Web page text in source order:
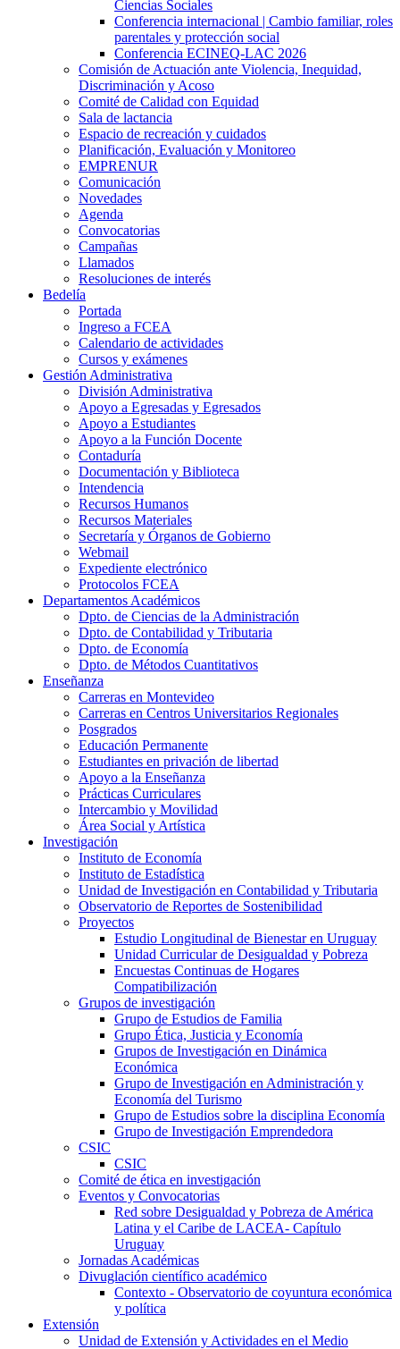
Ciencias Sociales
Conferencia internacional | Cambio familiar, roles
parentales y protección social
Conferencia ECINEQ-LAC 2026
Comisión de Actuación ante Violencia, Inequidad,
Discriminación y Acoso
Comité de Calidad con Equidad
Sala de lactancia
Espacio de recreación y cuidados
Planificación, Evaluación y Monitoreo
EMPRENUR
Comunicación
Novedades
Agenda
Convocatorias
Campañas
Llamados
Resoluciones de interés
Bedelía
Portada
Ingreso a FCEA
Calendario de actividades
Cursos y exámenes
Gestión Administrativa
División Administrativa
Apoyo a Egresadas y Egresados
Apoyo a Estudiantes
Apoyo a la Función Docente
Contaduría
Documentación y Biblioteca
Intendencia
Recursos Humanos
Recursos Materiales
Secretaría y Órganos de Gobierno
Webmail
Expediente electrónico
Protocolos FCEA
Departamentos Académicos
Dpto. de Ciencias de la Administración
Dpto. de Contabilidad y Tributaria
Dpto. de Economía
Dpto. de Métodos Cuantitativos
Enseñanza
Carreras en Montevideo
Carreras en Centros Universitarios Regionales
Posgrados
Educación Permanente
Estudiantes en privación de libertad
Apoyo a la Enseñanza
Prácticas Curriculares
Intercambio y Movilidad
Área Social y Artística
Investigación
Instituto de Economía
Instituto de Estadística
Unidad de Investigación en Contabilidad y Tributaria
Observatorio de Reportes de Sostenibilidad
Proyectos
Estudio Longitudinal de Bienestar en Uruguay
Unidad Curricular de Desigualdad y Pobreza
Encuestas Continuas de Hogares
Compatibilización
Grupos de investigación
Grupo de Estudios de Familia
Grupo Ética, Justicia y Economía
Grupos de Investigación en Dinámica
Económica
Grupo de Investigación en Administración y
Economía del Turismo
Grupo de Estudios sobre la disciplina Economía
Grupo de Investigación Emprendedora
CSIC
CSIC
Comité de ética en investigación
Eventos y Convocatorias
Red sobre Desigualdad y Pobreza de América
Latina y el Caribe de LACEA- Capítulo
Uruguay
Jornadas Académicas
Divuglación científico académico
Contexto - Observatorio de coyuntura económica
y política
Extensión
Unidad de Extensión y Actividades en el Medio